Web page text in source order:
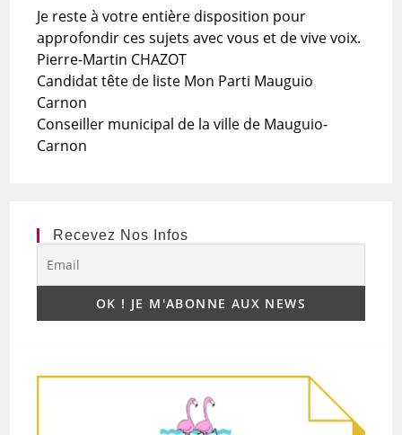
Je reste à votre entière disposition pour
approfondir ces sujets avec vous et de vive voix.
Pierre-Martin CHAZOT
Candidat tête de liste Mon Parti Mauguio
Carnon
Conseiller municipal de la ville de Mauguio-
Carnon
Recevez Nos Infos